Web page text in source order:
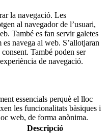
la navegació. Les
al navegador de l’usuari,
També es fan servir galetes
navega al web. S’allotjaran
També poden ser
de navegació.
essencials perquè el lloc
les funcionalitats bàsiques i
web, de forma anònima.
Descripció